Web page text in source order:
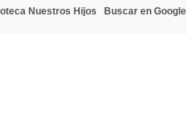
Nuestros Hijos Buscar en Google